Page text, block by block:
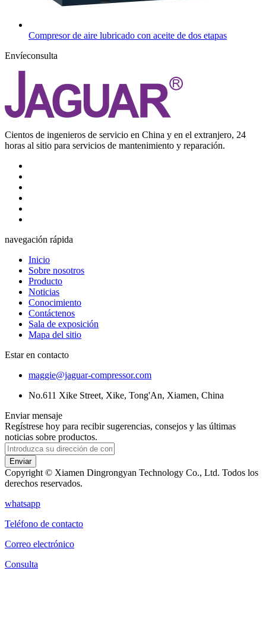
Compresor de aire lubricado con aceite de dos etapas
Envíeconsulta
Cientos de ingenieros de servicio en China y en el extranjero, 24
horas al sitio para servicios de mantenimiento y reparación.
navegación rápida
Inicio
Sobre nosotros
Producto
Noticias
Conocimiento
Contáctenos
Sala de exposición
Mapa del sitio
Estar en contacto
maggie@jaguar-compressor.com
No.611 Xike Street, Xike, Tong'An, Xiamen, China
Enviar mensaje
Regístrese hoy para recibir sugerencias, consejos y las últimas
noticias sobre productos.
Enviar
Copyright © Xiamen Dingrongyan Technology Co., Ltd. Todos los
derechos reservados.
whatsapp
Teléfono de contacto
Correo electrónico
Consulta